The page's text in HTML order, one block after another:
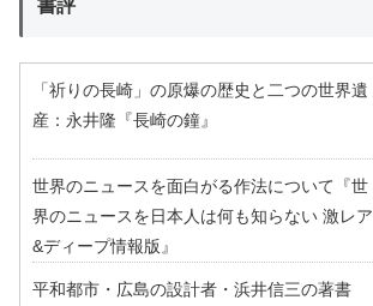
書評
「祈りの長崎」の原爆の歴史と二つの世界遺
産：永井隆『長崎の鐘』
世界のニュースを面白がる作法について『世
界のニュースを日本人は何も知らない 激レア
&ディープ情報版』
平和都市・広島の設計者・浜井信三の著書